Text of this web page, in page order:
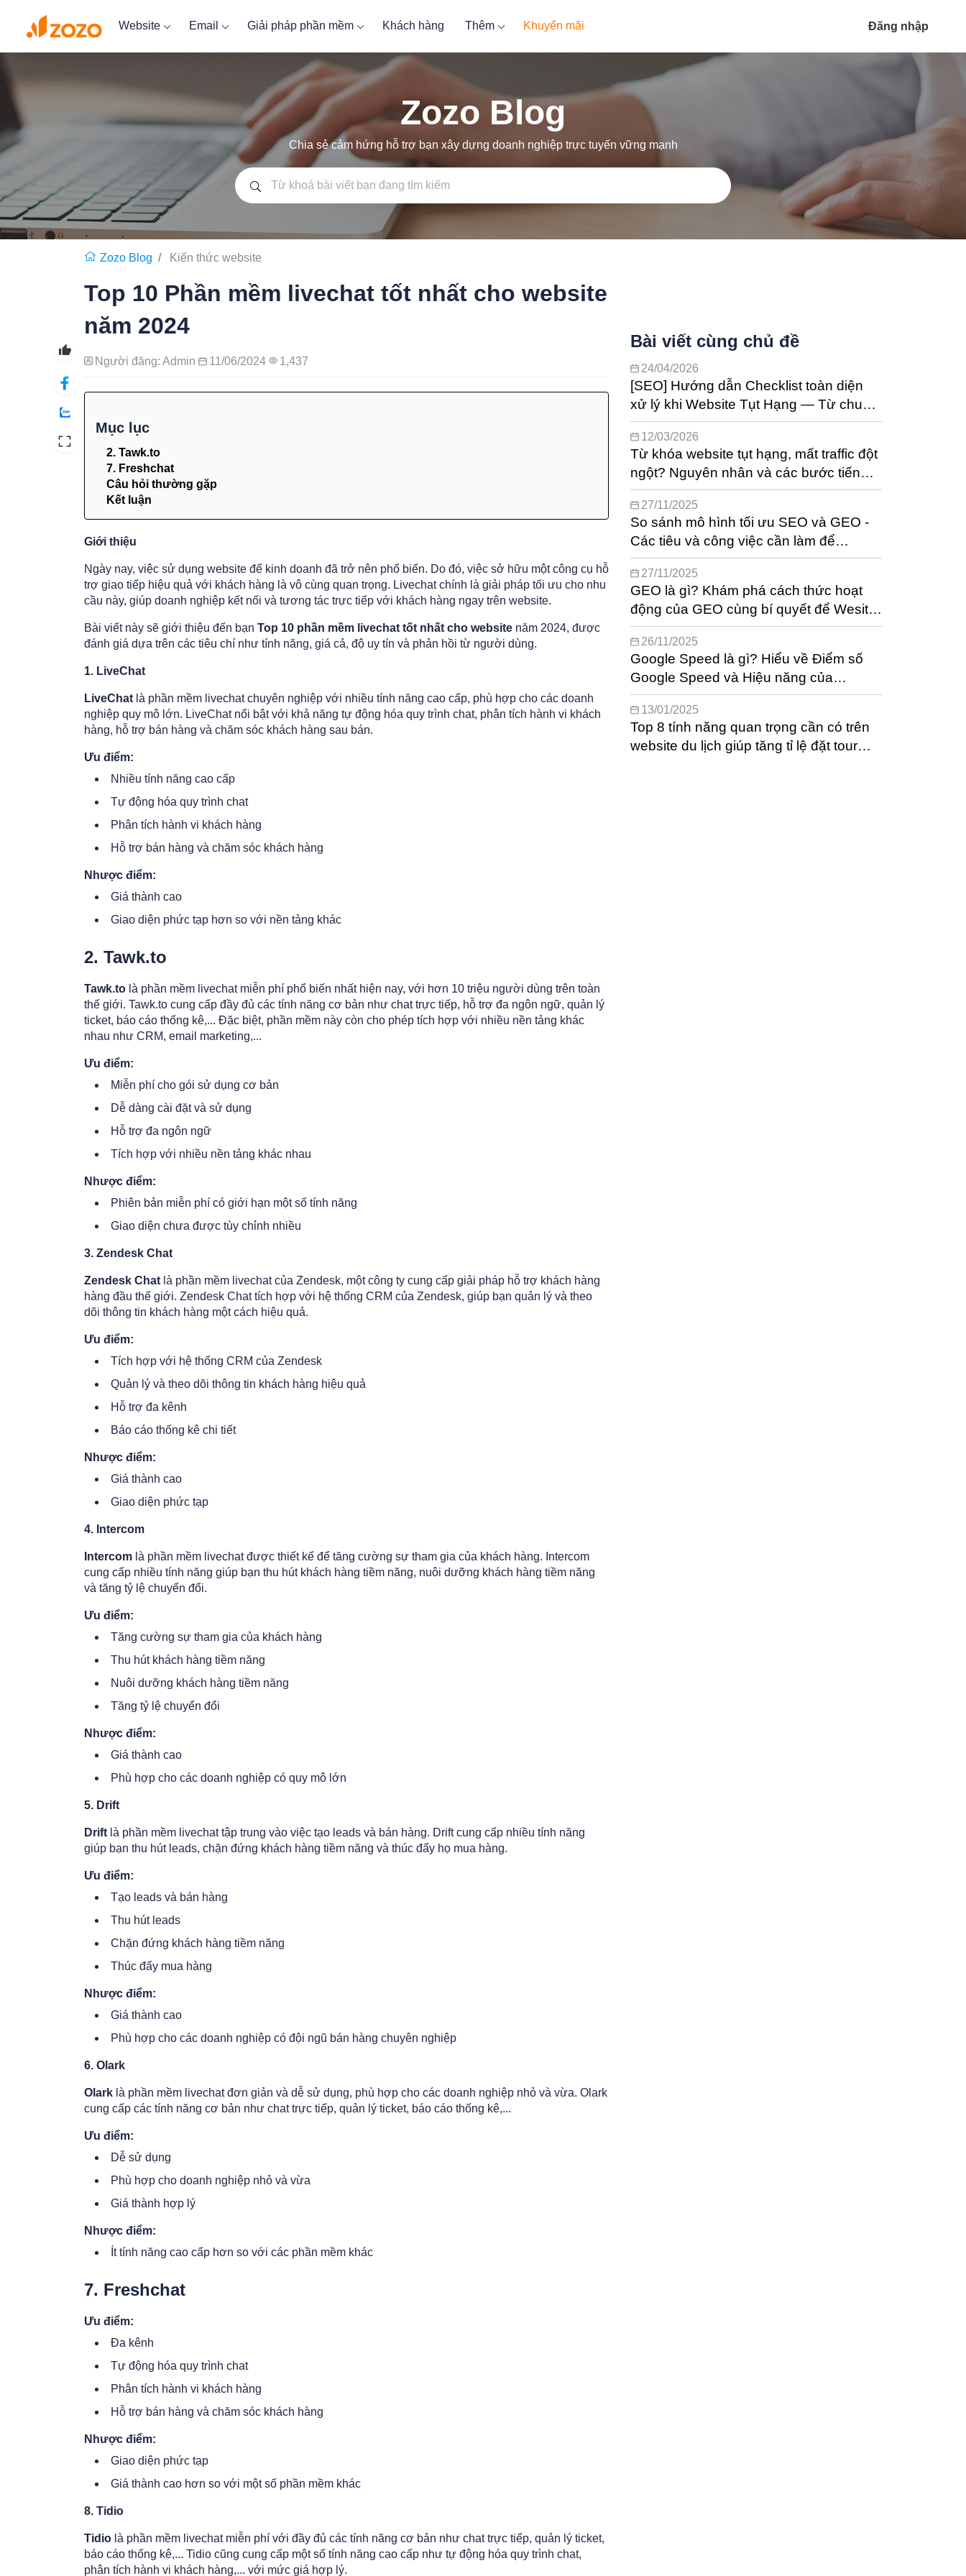
Website Email Giải pháp phần mềm Khách hàng Thêm Khuyến mãi Đăng nhập
Zozo Blog
Chia sẻ cảm hứng hỗ trợ bạn xây dựng doanh nghiệp trực tuyến vững mạnh
Zozo Blog Kiến thức website
Top 10 Phần mềm livechat tốt nhất cho website
năm 2024
Người đăng: Admin 11/06/2024 1,437
Mục lục
2. Tawk.to
7. Freshchat
Câu hỏi thường gặp
Kết luận
Giới thiệu
Ngày nay, việc sử dụng website để kinh doanh đã trở nên phổ biến. Do đó, việc sở hữu một công cụ hỗ
trợ giao tiếp hiệu quả với khách hàng là vô cùng quan trọng. Livechat chính là giải pháp tối ưu cho nhu
cầu này, giúp doanh nghiệp kết nối và tương tác trực tiếp với khách hàng ngay trên website.
Bài viết này sẽ giới thiệu đến bạn Top 10 phần mềm livechat tốt nhất cho website năm 2024, được
đánh giá dựa trên các tiêu chí như tính năng, giá cả, độ uy tín và phản hồi từ người dùng.
1. LiveChat
LiveChat là phần mềm livechat chuyên nghiệp với nhiều tính năng cao cấp, phù hợp cho các doanh
nghiệp quy mô lớn. LiveChat nổi bật với khả năng tự động hóa quy trình chat, phân tích hành vi khách
hàng, hỗ trợ bán hàng và chăm sóc khách hàng sau bán.
Ưu điểm:
Nhiều tính năng cao cấp
Tự động hóa quy trình chat
Phân tích hành vi khách hàng
Hỗ trợ bán hàng và chăm sóc khách hàng
Nhược điểm:
Giá thành cao
Giao diện phức tạp hơn so với nền tảng khác
2. Tawk.to
Tawk.to là phần mềm livechat miễn phí phổ biến nhất hiện nay, với hơn 10 triệu người dùng trên toàn
thế giới. Tawk.to cung cấp đầy đủ các tính năng cơ bản như chat trực tiếp, hỗ trợ đa ngôn ngữ, quản lý
ticket, báo cáo thống kê,... Đặc biệt, phần mềm này còn cho phép tích hợp với nhiều nền tảng khác
nhau như CRM, email marketing,...
Ưu điểm:
Miễn phí cho gói sử dụng cơ bản
Dễ dàng cài đặt và sử dụng
Hỗ trợ đa ngôn ngữ
Tích hợp với nhiều nền tảng khác nhau
Nhược điểm:
Phiên bản miễn phí có giới hạn một số tính năng
Giao diện chưa được tùy chỉnh nhiều
3. Zendesk Chat
Zendesk Chat là phần mềm livechat của Zendesk, một công ty cung cấp giải pháp hỗ trợ khách hàng
hàng đầu thế giới. Zendesk Chat tích hợp với hệ thống CRM của Zendesk, giúp bạn quản lý và theo
dõi thông tin khách hàng một cách hiệu quả.
Ưu điểm:
Tích hợp với hệ thống CRM của Zendesk
Quản lý và theo dõi thông tin khách hàng hiệu quả
Hỗ trợ đa kênh
Báo cáo thống kê chi tiết
Nhược điểm:
Giá thành cao
Giao diện phức tạp
4. Intercom
Intercom là phần mềm livechat được thiết kế để tăng cường sự tham gia của khách hàng. Intercom
cung cấp nhiều tính năng giúp bạn thu hút khách hàng tiềm năng, nuôi dưỡng khách hàng tiềm năng
và tăng tỷ lệ chuyển đổi.
Ưu điểm:
Tăng cường sự tham gia của khách hàng
Thu hút khách hàng tiềm năng
Nuôi dưỡng khách hàng tiềm năng
Tăng tỷ lệ chuyển đổi
Nhược điểm:
Giá thành cao
Phù hợp cho các doanh nghiệp có quy mô lớn
5. Drift
Drift là phần mềm livechat tập trung vào việc tạo leads và bán hàng. Drift cung cấp nhiều tính năng
giúp bạn thu hút leads, chặn đứng khách hàng tiềm năng và thúc đẩy họ mua hàng.
Ưu điểm:
Tạo leads và bán hàng
Thu hút leads
Chặn đứng khách hàng tiềm năng
Thúc đẩy mua hàng
Nhược điểm:
Giá thành cao
Phù hợp cho các doanh nghiệp có đội ngũ bán hàng chuyên nghiệp
6. Olark
Olark là phần mềm livechat đơn giản và dễ sử dụng, phù hợp cho các doanh nghiệp nhỏ và vừa. Olark
cung cấp các tính năng cơ bản như chat trực tiếp, quản lý ticket, báo cáo thống kê,...
Ưu điểm:
Dễ sử dụng
Phù hợp cho doanh nghiệp nhỏ và vừa
Giá thành hợp lý
Nhược điểm:
Ít tính năng cao cấp hơn so với các phần mềm khác
7. Freshchat
Ưu điểm:
Đa kênh
Tự động hóa quy trình chat
Phân tích hành vi khách hàng
Hỗ trợ bán hàng và chăm sóc khách hàng
Nhược điểm:
Giao diện phức tạp
Giá thành cao hơn so với một số phần mềm khác
8. Tidio
Tidio là phần mềm livechat miễn phí với đầy đủ các tính năng cơ bản như chat trực tiếp, quản lý ticket,
báo cáo thống kê,... Tidio cũng cung cấp một số tính năng cao cấp như tự động hóa quy trình chat,
phân tích hành vi khách hàng,... với mức giá hợp lý.
Bài viết cùng chủ đề
24/04/2026
[SEO] Hướng dẫn Checklist toàn diện
xử lý khi Website Tụt Hạng — Từ chuẩn
đoán đến các bước phục hồi
12/03/2026
Từ khóa website tụt hạng, mất traffic đột
ngột? Nguyên nhân và các bước tiến
hành kiểm tra xử lý [Update 2/2026]
27/11/2025
So sánh mô hình tối ưu SEO và GEO -
Các tiêu và công việc cần làm để
website tối ưu với từng mô hình
27/11/2025
GEO là gì? Khám phá cách thức hoạt
động của GEO cùng bí quyết để Wesite
chiến thắng trong kỷ nguyên AI
26/11/2025
Google Speed là gì? Hiểu về Điểm số
Google Speed và Hiệu năng của
Website
13/01/2025
Top 8 tính năng quan trọng cần có trên
website du lịch giúp tăng tỉ lệ đặt tour